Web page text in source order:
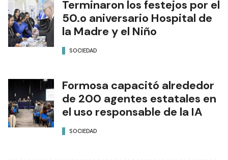
Terminaron los festejos por el
50.o aniversario Hospital de
la Madre y el Niño
SOCIEDAD
Formosa capacitó alrededor
de 200 agentes estatales en
el uso responsable de la IA
SOCIEDAD